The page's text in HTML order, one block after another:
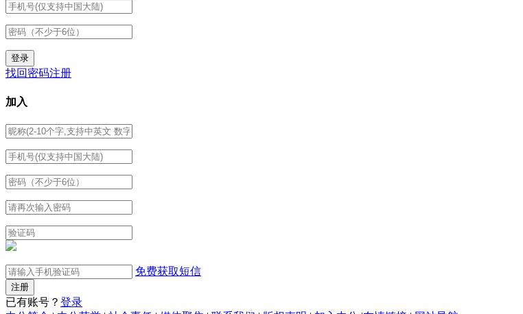
找回密码注册
加入
免费获取短信
已有账号？ 登录